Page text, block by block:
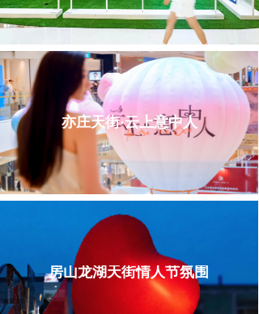
亦庄天街·云上意中人
房山龙湖天街情人节氛围